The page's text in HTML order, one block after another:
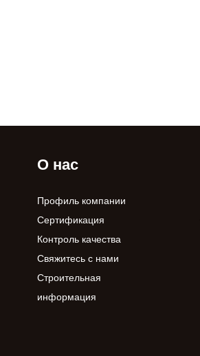
О нас
Профиль компании
Сертификация
Контроль качества
Свяжитесь с нами
Строительная
информация